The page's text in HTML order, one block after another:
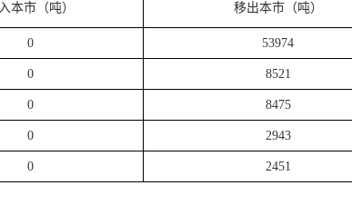
本市 （吨） 移出本市（吨）
0 53974
0 8521
0 8475
0 2943
0 2451